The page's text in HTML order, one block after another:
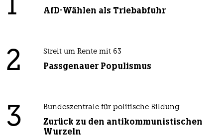
1 AfD-Wählen als Triebabfuhr
2 Streit um Rente mit 63
Passgenauer Populismus
3 Bundeszentrale für politische Bildung
Zurück zu den antikommunistischen
Wurzeln